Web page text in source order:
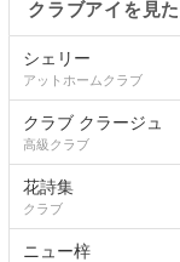
クラブアイを見
シェリー
アットホームクラブ
クラブ クラージュ
高級クラブ
花詩集
クラブ
ニュー梓